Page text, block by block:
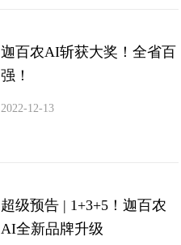
迦百农AI斩获大奖！全省百
强！
2022-12-13
超级预告 | 1+3+5！迦百农
AI全新品牌升级